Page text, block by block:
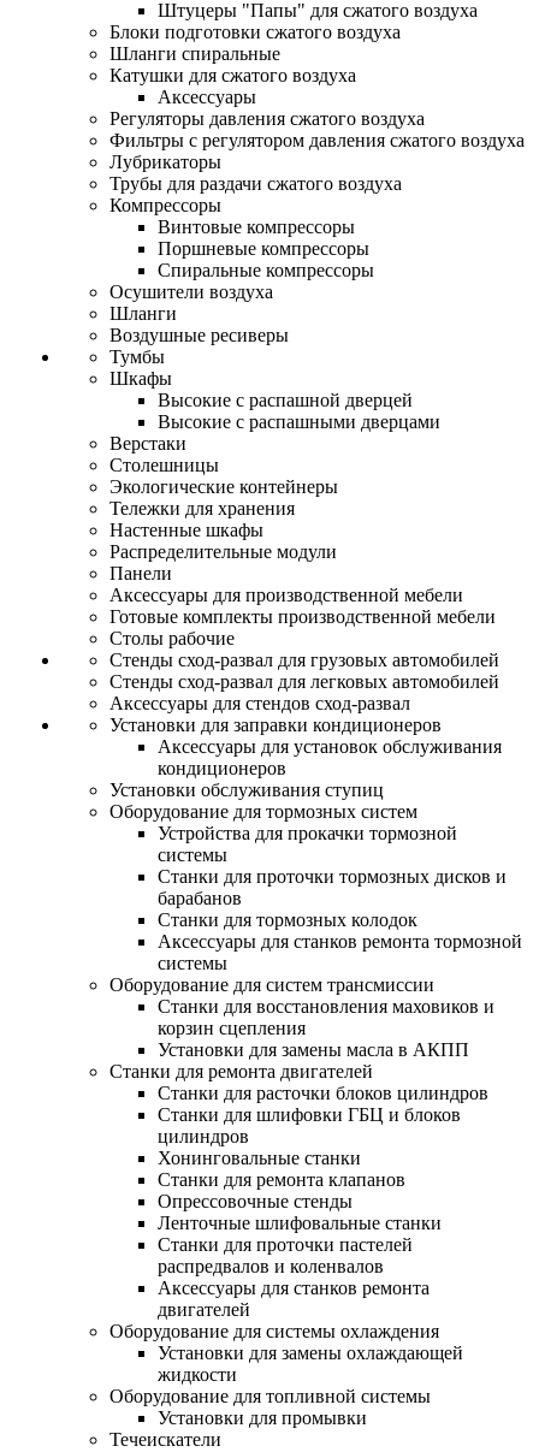
Штуцеры "Папы" для сжатого воздуха
Блоки подготовки сжатого воздуха
Шланги спиральные
Катушки для сжатого воздуха
Аксессуары
Регуляторы давления сжатого воздуха
Фильтры с регулятором давления сжатого воздуха
Лубрикаторы
Трубы для раздачи сжатого воздуха
Компрессоры
Винтовые компрессоры
Поршневые компрессоры
Спиральные компрессоры
Осушители воздуха
Шланги
Воздушные ресиверы
Тумбы
Шкафы
Высокие с распашной дверцей
Высокие с распашными дверцами
Верстаки
Столешницы
Экологические контейнеры
Тележки для хранения
Настенные шкафы
Распределительные модули
Панели
Аксессуары для производственной мебели
Готовые комплекты производственной мебели
Столы рабочие
Стенды сход-развал для грузовых автомобилей
Стенды сход-развал для легковых автомобилей
Аксессуары для стендов сход-развал
Установки для заправки кондиционеров
Аксессуары для установок обслуживания
кондиционеров
Установки обслуживания ступиц
Оборудование для тормозных систем
Устройства для прокачки тормозной
системы
Станки для проточки тормозных дисков и
барабанов
Станки для тормозных колодок
Аксессуары для станков ремонта тормозной
системы
Оборудование для систем трансмиссии
Станки для восстановления маховиков и
корзин сцепления
Установки для замены масла в АКПП
Станки для ремонта двигателей
Станки для расточки блоков цилиндров
Станки для шлифовки ГБЦ и блоков
цилиндров
Хонинговальные станки
Станки для ремонта клапанов
Опрессовочные стенды
Ленточные шлифовальные станки
Станки для проточки пастелей
распредвалов и коленвалов
Аксессуары для станков ремонта
двигателей
Оборудование для системы охлаждения
Установки для замены охлаждающей
жидкости
Оборудование для топливной системы
Установки для промывки
Течеискатели